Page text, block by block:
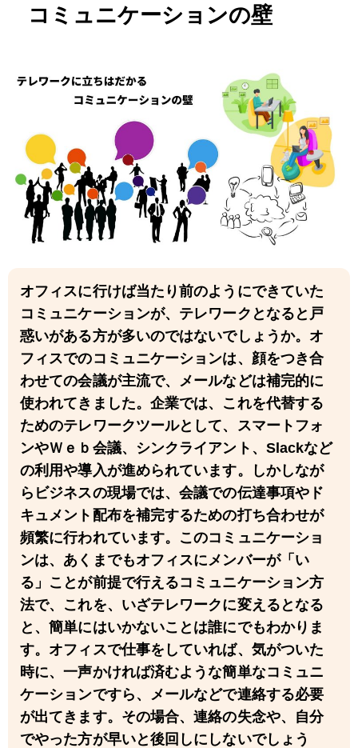
コミュニケーションの壁
オフィスに行けば当たり前のようにできていた
コミュニケーションが、テレワークとなると戸
惑いがある方が多いのではないでしょうか。オ
フィスでのコミュニケーションは、顔をつき合
わせての会議が主流で、メールなどは補完的に
使われてきました。企業では、これを代替する
ためのテレワークツールとして、スマートフォ
ンやＷｅｂ会議、シンクライアント、Slackなど
の利用や導入が進められています。しかしなが
らビジネスの現場では、会議での伝達事項やド
キュメント配布を補完するための打ち合わせが
頻繁に行われています。このコミュニケーショ
ンは、あくまでもオフィスにメンバーが「い
る」ことが前提で行えるコミュニケーション方
法で、これを、いざテレワークに変えるとなる
と、簡単にはいかないことは誰にでもわかりま
す。オフィスで仕事をしていれば、気がついた
時に、一声かければ済むような簡単なコミュニ
ケーションですら、メールなどで連絡する必要
が出てきます。その場合、連絡の失念や、自分
でやった方が早いと後回しにしないでしょう